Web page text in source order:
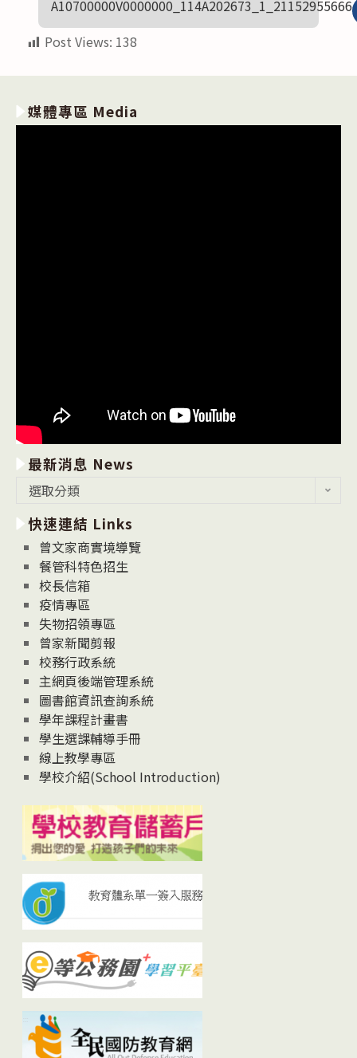
A10700000V0000000_114A202673_1_21152955666
Post Views: 138
媒體專區 Media
最新消息 News
消
息
News
選取分類
快速連結 Links
曾文家商實境導覽
餐管科特色招生
校長信箱
疫情專區
失物招領專區
曾家新聞剪報
校務行政系統
主網頁後端管理系統
圖書館資訊查詢系統
學年課程計畫書
學生選課輔導手冊
線上教學專區
學校介紹(School Introduction)